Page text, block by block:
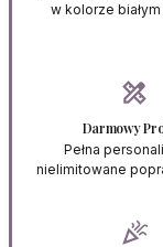
w kolorze białym
design_services
Darmowy
Pełna
nielimitowane
celebration